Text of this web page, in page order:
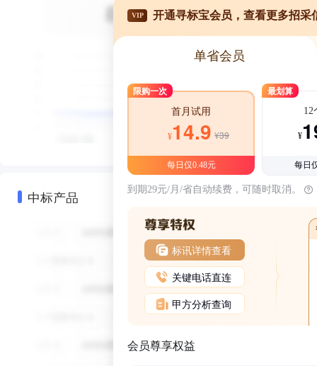
中标产品
VIP 开通寻标宝会员，查看更多招采
单省会员
限购一次
首月试用
¥14.9 ¥39
每日仅0.48元
最划算
12
¥
每日
到期29元/月/省自动续费，可随时取消。
标讯详情查看
关键电话直连
甲方分析查询
会员尊享权益